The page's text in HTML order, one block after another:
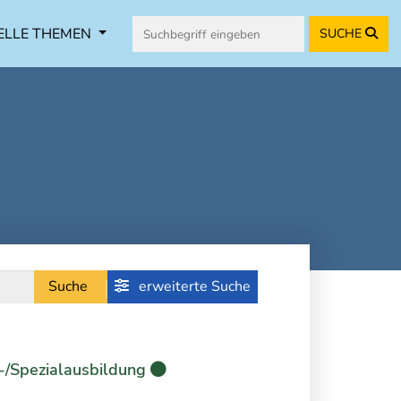
THEMEN SUCHE
Suche erweiterte Suche
Spezialausbildung